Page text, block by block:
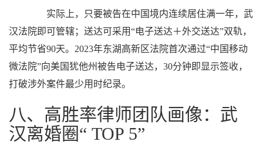
实际上，只要被告在中国境内连续居住满一年，武
汉法院即可管辖；送达可采用“电子送达＋外交送达”双轨，
平均节省90天。2023年东湖高新区法院首次通过“中国移动
微法院”向美国犹他州被告电子送达，30分钟即显示签收，
打破涉外案件最少用时纪录。
八、高胜率律师团队画像：武
汉离婚圈“ TOP 5”